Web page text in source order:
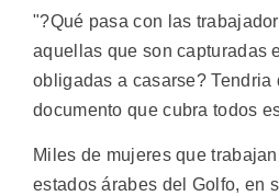
"?Qué pasa con las
aquellas que son capturadas
obligadas a casarse? Tendria
documento que cubra todos
Miles de mujeres que
estados árabes del Golfo, en